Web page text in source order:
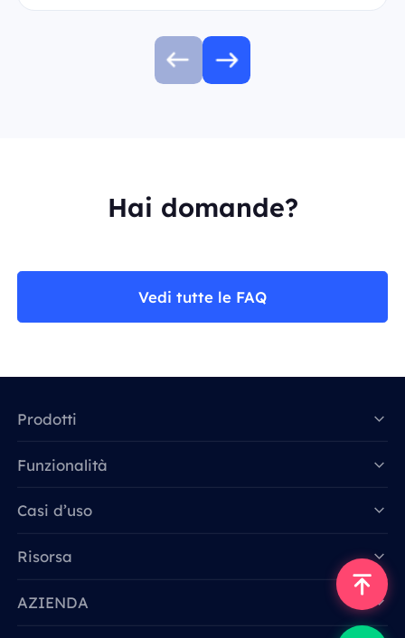
Hai domande?
Vedi tutte le FAQ
Prodotti
Funzionalità
Casi d’uso
Risorsa
AZIENDA